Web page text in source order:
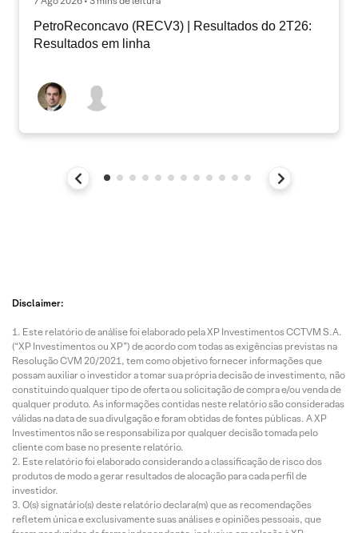
PetroReconcavo (RECV3) | Resultados do 2T26:
Resultados em linha
Disclaimer:
Este relatório de análise foi elaborado pela XP Investimentos CCTVM S.A.
(“XP Investimentos ou XP”) de acordo com todas as exigências previstas na
Resolução CVM 20/2021, tem como objetivo fornecer informações que
possam auxiliar o investidor a tomar sua própria decisão de investimento, não
constituindo qualquer tipo de oferta ou solicitação de compra e/ou venda de
qualquer produto. As informações contidas neste relatório são consideradas
válidas na data de sua divulgação e foram obtidas de fontes públicas. A XP
Investimentos não se responsabiliza por qualquer decisão tomada pelo
cliente com base no presente relatório.
Este relatório foi elaborado considerando a classificação de risco dos
produtos de modo a gerar resultados de alocação para cada perfil de
investidor.
O(s) signatário(s) deste relatório declara(m) que as recomendações
refletem única e exclusivamente suas análises e opiniões pessoais, que